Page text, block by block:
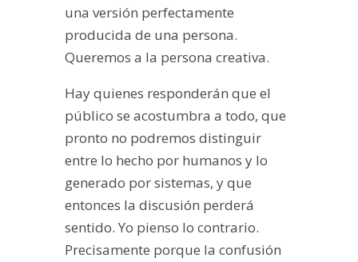
una versión perfectamente
producida de una persona.
Queremos a la persona creativa.
Hay quienes responderán que el
público se acostumbra a todo, que
pronto no podremos distinguir
entre lo hecho por humanos y lo
generado por sistemas, y que
entonces la discusión perderá
sentido. Yo pienso lo contrario.
Precisamente porque la confusión